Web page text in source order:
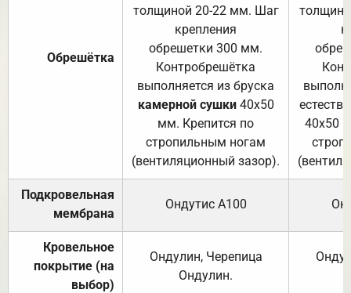
Обрешётка
толщиной 20-22 мм. Шаг
крепления
обрешетки 300 мм.
Контробрешётка
выполняется из бруска
камерной сушки40х50
мм. Крепится по
стропильным ногам
(вентиляционный зазор).
40х50
Подкровельная
мембрана
Ондутис А100
Кровельное
покрытие (на
выбор)
Ондулин, Черепица
Ондулин.